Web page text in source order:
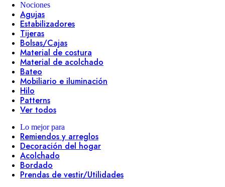
Nociones
Agujas
Estabilizadores
Tijeras
Bolsas/Cajas
Material de costura
Material de acolchado
Bateo
Mobiliario e iluminación
Hilo
Patterns
Ver todos
Lo mejor para
Remiendos y arreglos
Decoración del hogar
Acolchado
Bordado
Prendas de vestir/Utilidades